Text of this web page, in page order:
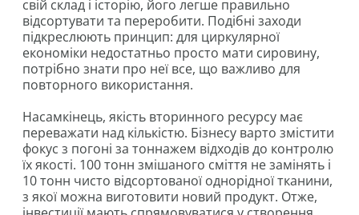
свій склад і історію, його легше правильно
відсортувати та переробити. Подібні заходи
підкреслюють принцип: для циркулярної
економіки недостатньо просто мати сировину,
потрібно знати про неї все, що важливо для
повторного використання.
Насамкінець, якість вторинного ресурсу має
переважати над кількістю. Бізнесу варто змістити
фокус з погоні за тоннажем відходів до контролю
їх якості. 100 тонн змішаного сміття не замінять і
10 тонн чисто відсортованої однорідної тканини,
з якої можна виготовити новий продукт. Отже,